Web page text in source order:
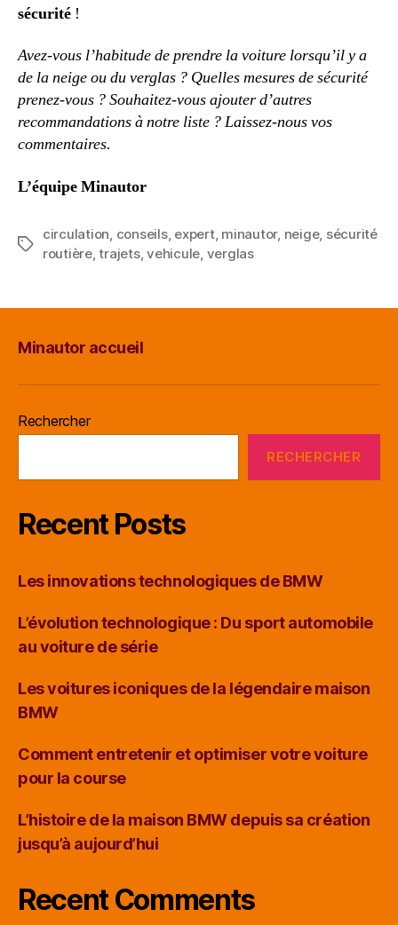
sécurité !
Avez-vous l’habitude de prendre la voiture lorsqu’il y a
de la neige ou du verglas ? Quelles mesures de sécurité
prenez-vous ? Souhaitez-vous ajouter d’autres
recommandations à notre liste ? Laissez-nous vos
commentaires.
L’équipe Minautor
Étiquettes
circulation conseils, expert, minautor, neige, sécurité
routière,trajets,vehicule verglas
Minautor accueil
Rechercher
RECHERCHER
Recent Posts
Les innovations technologiques de BMW
L’évolution technologique : Du sport automobile
au voiture de série
Les voitures iconiques de la légendaire maison
BMW
Comment entretenir et optimiser votre voiture
pour la course
L’histoire de la maison BMW depuis sa création
jusqu’à aujourd’hui
Recent Comments